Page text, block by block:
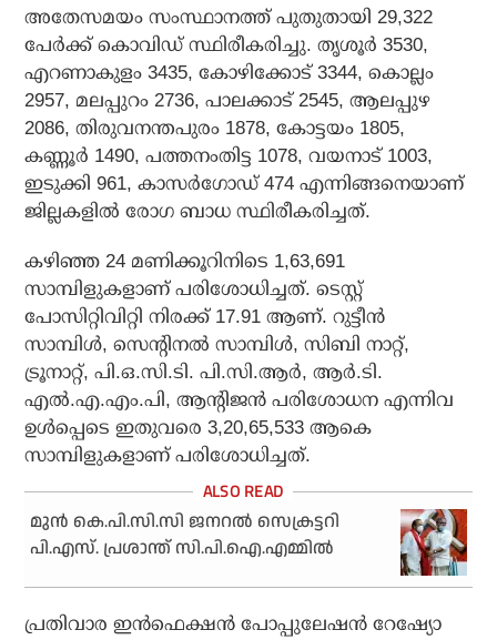
അതേസമയം സംസ്ഥാനത്ത് പുതുതായി 29,322
പേര്‍ക്ക് കൊവിഡ് സ്ഥിരീകരിച്ചു. തൃശൂര്‍ 3530,
എറണാകുളം 3435, കോഴിക്കോട് 3344, കൊല്ലം
2957, മലപ്പുറം 2736, പാലക്കാട് 2545, ആലപ്പുഴ
2086, തിരുവനന്തപുരം 1878, കോട്ടയം 1805,
കണ്ണൂര്‍ 1490, പത്തനംതിട്ട 1078, വയനാട് 1003,
ഇടുക്കി 961, കാസര്‍ഗോഡ് 474 എന്നിങ്ങനെയാണ്
ജില്ലകളില്‍ രോഗ ബാധ സ്ഥിരീകരിച്ചത്.
കഴിഞ്ഞ 24 മണിക്കൂറിനിടെ 1,63,691
സാമ്പിളുകളാണ് പരിശോധിച്ചത്. ടെസ്റ്റ്
പോസിറ്റിവിറ്റി നിരക്ക് 17.91 ആണ്. റുട്ടീന്‍
സാമ്പിള്‍, സെന്റിനല്‍ സാമ്പിള്‍, സിബി നാറ്റ്,
ട്രൂനാറ്റ്, പി.ഒ.സി.ടി. പി.സി.ആര്‍, ആര്‍.ടി.
എല്‍.എ.എം.പി, ആന്റിജന്‍ പരിശോധന എന്നിവ
ഉള്‍പ്പെടെ ഇതുവരെ 3,20,65,533 ആകെ
സാമ്പിളുകളാണ് പരിശോധിച്ചത്.
മുന്‍ കെ.പി.സി.സി ജനറല്‍ സെക്രട്ടറി
പി.എസ്. പ്രശാന്ത് സി.പി.ഐ.എമ്മില്‍
പ്രതിവാര ഇന്‍ഫെക്ഷന്‍ പോപ്പുലേഷന്‍ റേഷ്യോ